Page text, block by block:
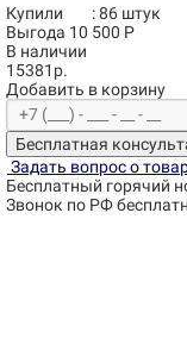
Купили :86 штук
Выгода 10 500 Р
В наличии
15381р.
Добавить в корзину
Бесплатная
Задать вопрос о
Бесплатный горячий
Звонок по РФ